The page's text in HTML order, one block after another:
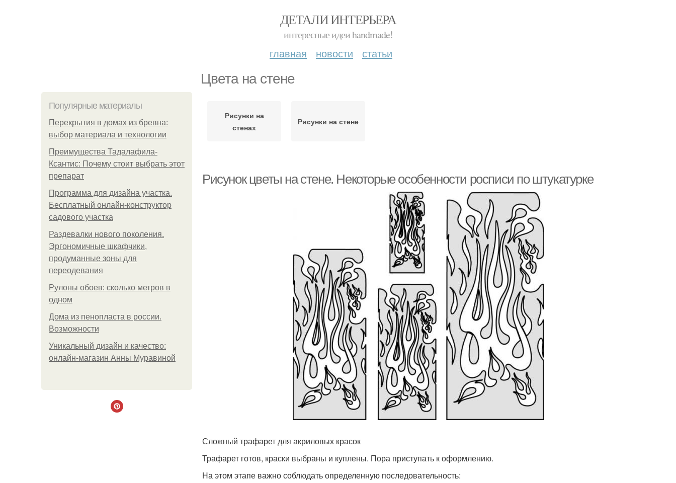
ДЕТАЛИ ИНТЕРЬЕРА
интересные идеи handmade!
главная новости статьи
Цвета на стене
Популярные материалы
Перекрытия в домах из бревна:
выбор материала и технологии
Преимущества Тадалафила-
Ксантис: Почему стоит выбрать этот
препарат
Программа для дизайна участка.
Бесплатный онлайн-конструктор
садового участка
Раздевалки нового поколения.
Эргономичные шкафчики,
продуманные зоны для
переодевания
Рулоны обоев: сколько метров в
одном
Дома из пенопласта в россии.
Возможности
Уникальный дизайн и качество:
онлайн-магазин Анны Муравиной
Рисунки на
стенах
Рисунки на стене
Рисунок цветы на стене. Некоторые особенности росписи по штукатурке
Сложный трафарет для акриловых красок
Трафарет готов, краски выбраны и куплены. Пора приступать к оформлению.
На этом этапе важно соблюдать определенную последовательность: